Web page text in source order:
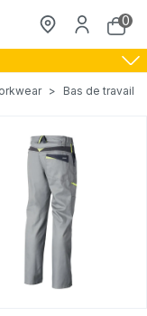
0
> Bas de travail